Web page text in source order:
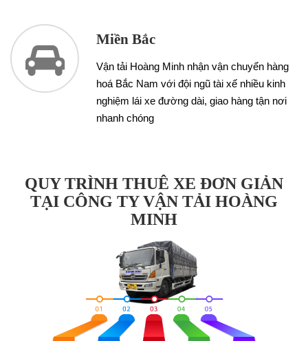
Miền Bắc
Vận tải Hoàng Minh nhận vận chuyển hàng
hoá Bắc Nam với đội ngũ tài xế nhiều kinh
nghiệm lái xe đường dài, giao hàng tận nơi
nhanh chóng
QUY TRÌNH THUÊ XE ĐƠN GIẢN
TẠI CÔNG TY VẬN TẢI HOÀNG
MINH